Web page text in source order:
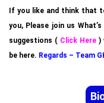
If you like and think that
you, Please join us What’s
suggestions ( Click Here )
be here. Regards – Team